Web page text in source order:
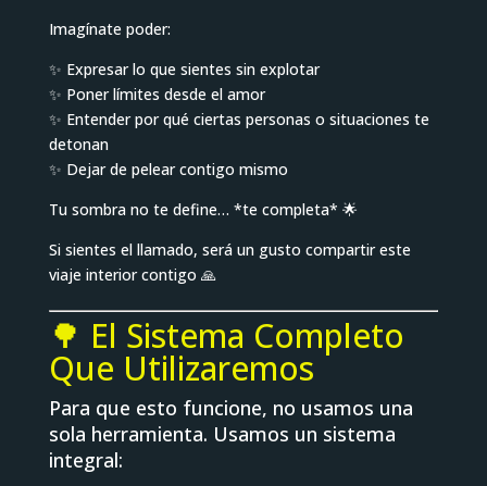
Imagínate poder:
✨ Expresar lo que sientes sin explotar
✨ Poner límites desde el amor
✨ Entender por qué ciertas personas o situaciones te
detonan
✨ Dejar de pelear contigo mismo
Tu sombra no te define… *te completa* 🌟
Si sientes el llamado, será un gusto compartir este
viaje interior contigo 🙏
🌳 El Sistema Completo
Que Utilizaremos
Para que esto funcione, no usamos una
sola herramienta. Usamos un sistema
integral: